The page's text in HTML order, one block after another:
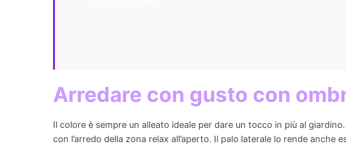
Arredare con gusto con o
Il colore è sempre un alleato ideale per dare un tocco in più al
con l’arredo della zona relax all’aperto. Il palo laterale lo rende anche